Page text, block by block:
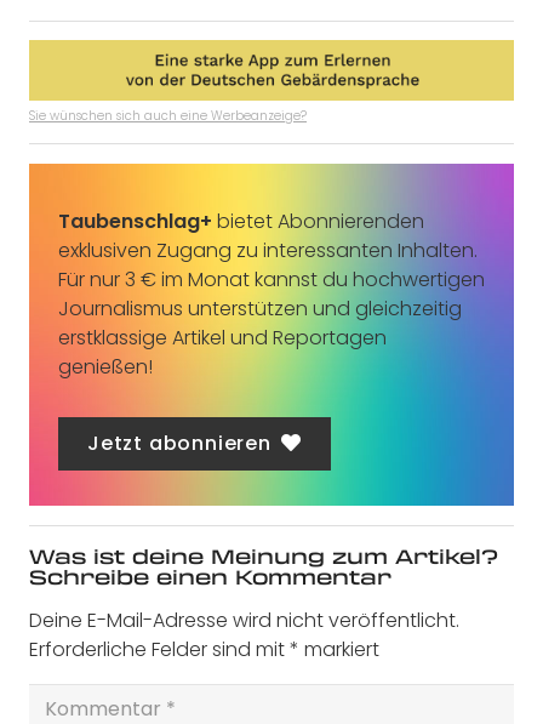
Sie wünschen sich auch eine Werbeanzeige?
Taubenschlag+ bietet Abonnierenden
exklusiven Zugang zu interessanten Inhalten.
Für nur 3 € im Monat kannst du hochwertigen
Journalismus unterstützen und gleichzeitig
erstklassige Artikel und Reportagen
genießen!
Jetzt abonnieren
Was ist deine Meinung zum Artikel?
Schreibe einen Kommentar
Deine E-Mail-Adresse wird nicht veröffentlicht.
Erforderliche Felder sind mit* markiert